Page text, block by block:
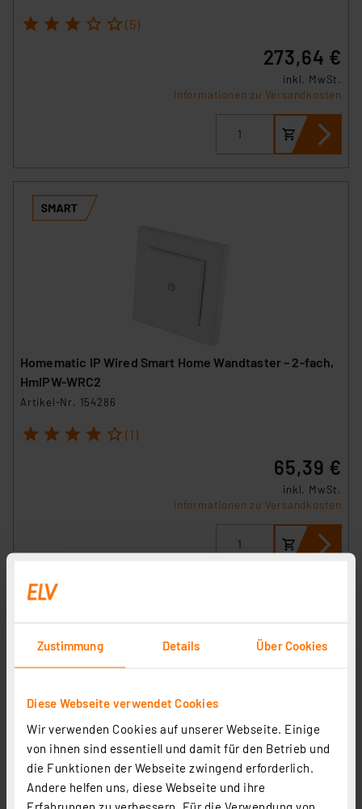
Zustimmung Details Über Cookies
Diese Webseite verwendet Cookies
Wir verwenden Cookies auf unserer Webseite. Einige
von ihnen sind essentiell und damit für den Betrieb und
die Funktionen der Webseite zwingend erforderlich.
Andere helfen uns, diese Webseite und ihre
Erfahrungen zu verbessern. Für die Verwendung von
1 2 3 4 5 (5)
273,64 €
inkl. MwSt.
Informationen zu Versandkosten
Homematic IP Wired Smart Home Wandtaster – 2-fach,
HmIPW-WRC2
Artikel-Nr. 154286
1 2 3 4 5 (1)
65,39 €
inkl. MwSt.
Informationen zu Versandkosten
Homematic IP Wired Smart Home Eingangsmodul – 32-
fach, HmIPW-DRI32